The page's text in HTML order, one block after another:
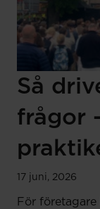
Så
frågor
17 juni, 2026
För